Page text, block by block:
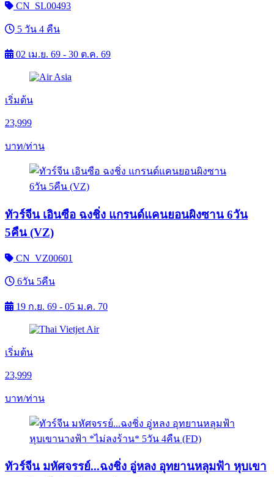
CN_SL00493
5 วัน 4 คืน
02 เม.ย. 69 - 30 ต.ค. 69
เริ่มต้น
23,999
บาท/ท่าน
ทัวร์จีน เอินซือ ฉงชิ่ง แกรนด์แคนยอนผิงซาน 6วัน
5คืน (VZ)
CN_VZ00601
6วัน 5คืน
19 ก.ย. 69 - 05 ม.ค. 70
เริ่มต้น
23,999
บาท/ท่าน
ทัวร์จีน มหัศจรรย์...ฉงชิ่ง อู่หลง อุทยานหลุมฟ้า หุบเขา